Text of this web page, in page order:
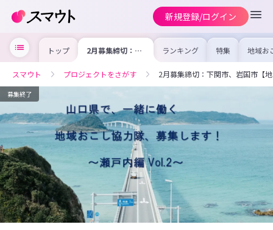
新規登録/ログイン
トップ 2月募集締切：下
関市、岩国市【地
募集します〜瀬戸
内編 Vol.2〜】
ランキング 特集 地域お
の求
を集め
事内容
を比較
合った
スマウト プロジェクトをさがす 2月募集締切：下関市、岩国市【
募集終了